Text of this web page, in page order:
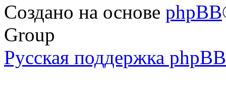
Создано на основе phpBB
Group
Русская поддержка phpBB